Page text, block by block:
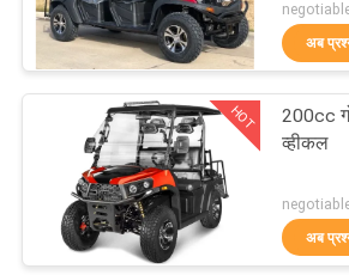
गुणवत्ता
नियंत्रण
उपयोगिता वाहन
अब
HOT
200cc
व्हीकल
अब